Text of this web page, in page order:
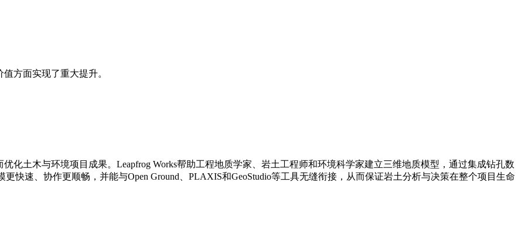
方面实现了重大提升。
化土木与环境项目成果。Leapfrog Works帮助工程地质学家、岩土工程师和环境科学家建立三维地质模型，通过集成钻孔数
快速、协作更顺畅，并能与Open Ground、PLAXIS和GeoStudio等工具无缝衔接，从而保证岩土分析与决策在整个项目生命